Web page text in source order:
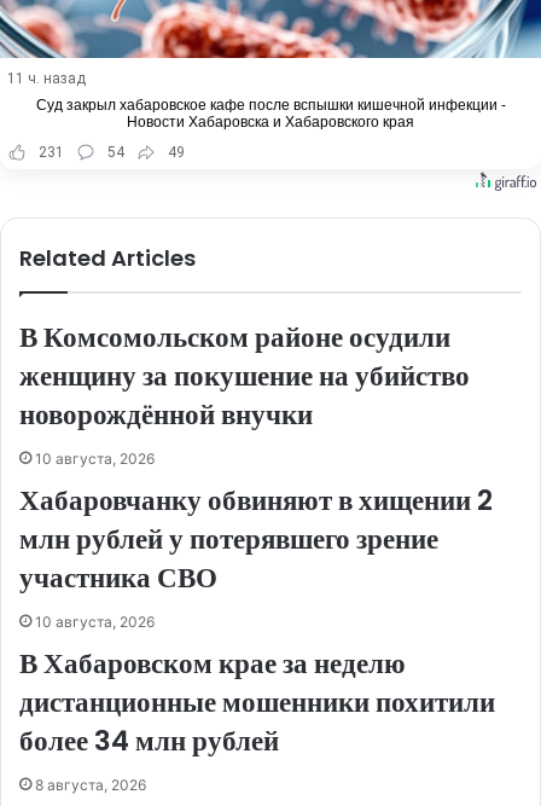
11 ч. назад
Суд закрыл хабаровское кафе после вспышки кишечной инфекции -
Новости Хабаровска и Хабаровского края
231
54 49
Related Articles
В Комсомольском районе осудили
женщину за покушение на убийство
новорождённой внучки
10 августа, 2026
Хабаровчанку обвиняют в хищении 2
млн рублей у потерявшего зрение
участника СВО
10 августа, 2026
В Хабаровском крае за неделю
дистанционные мошенники похитили
более 34 млн рублей
8 августа, 2026